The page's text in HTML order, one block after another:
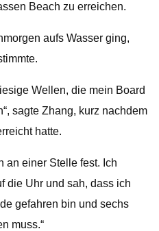
Beach zu erreichen.
aufs Wasser ging,
Wellen, die mein Board
sagte Zhang, kurz nachdem
hatte.
an einer Stelle fest. Ich
die Uhr und sah, dass ich
gefahren bin und sechs
muss.“